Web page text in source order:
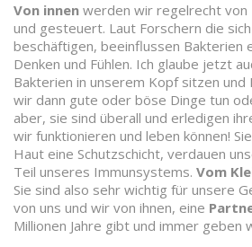
Von innen werden wir regelrecht
und gesteuert. Laut Forschern die
beschäftigen, beeinflussen Bakterien
Denken und Fühlen. Ich glaube jetzt
Bakterien in unserem Kopf sitzen und
wir dann gute oder böse Dinge tun
aber, sie sind überall und erledigen
wir funktionieren und leben können!
Haut eine Schutzschicht, verdauen
Teil unseres Immunsystems. Vom
Sie sind also sehr wichtig für unsere
von uns und wir von ihnen, eine
Millionen Jahre gibt und immer geben